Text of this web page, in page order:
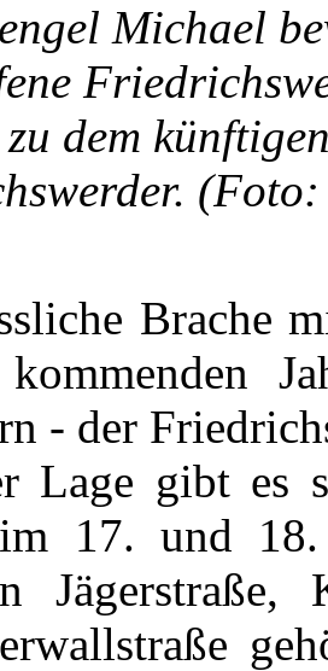
Michael
dem
Brache
- der
Lage gibt es
17. und 18.
Jägerstraße,